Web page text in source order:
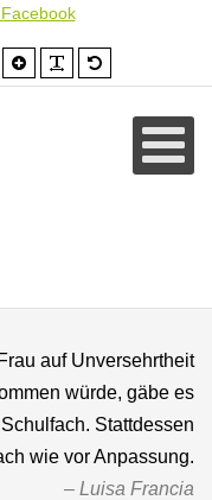
SchriftSchrift
größer
auf Unversehrtheit
würde, gäbe es
Stattdessen
wie vor Anpassung.
Luisa Francia